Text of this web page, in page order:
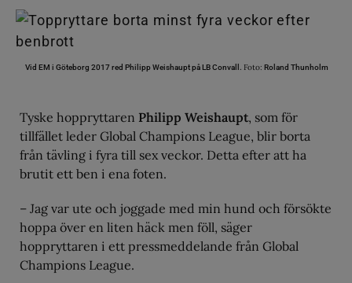
Vid EM i Göteborg 2017 red Philipp Weishaupt på LB Convall. Foto: Roland Thunholm
Tyske hoppryttaren Philipp Weishaupt, som för
tillfället leder Global Champions League, blir borta
från tävling i fyra till sex veckor. Detta efter att ha
brutit ett ben i ena foten.
– Jag var ute och joggade med min hund och försökte
hoppa över en liten häck men föll, säger
hoppryttaren i ett pressmeddelande från Global
Champions League.